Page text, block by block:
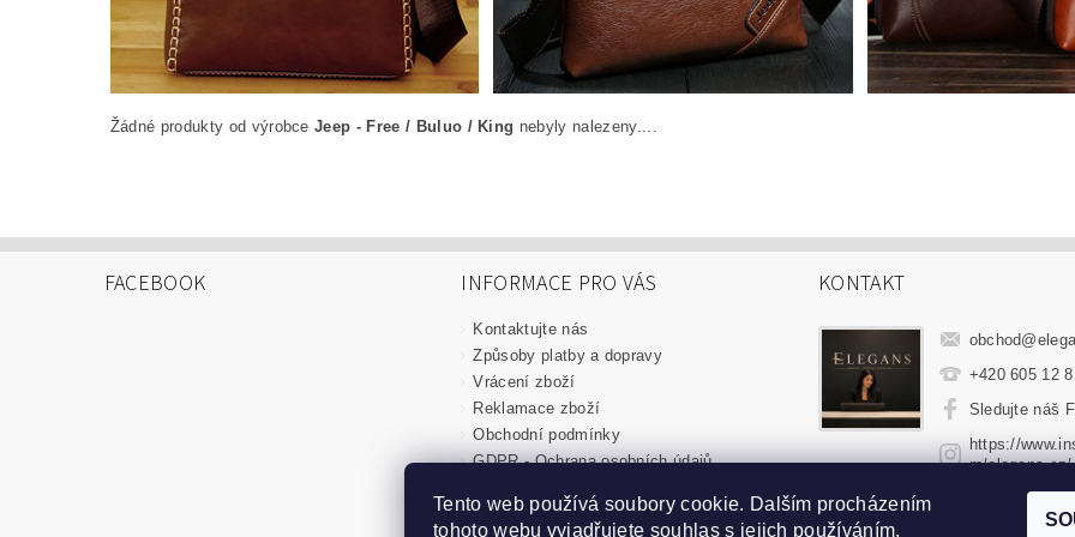
Žádné produkty od výrobceJeep - Free / Buluo / King nebyly nalezeny....
FACEBOOK INFORMACE PRO VÁS
Kontaktujte nás
Způsoby platby a dopravy
Vrácení zboží
Reklamace zboží
Obchodní podmínky
GDPR - Ochrana osobních údajů
KONTAKT
obchod@
+420 605 12
Sledujte náš
https://
m/elegans.cz/
Kontaktujte nás Obchodní podmínky Ochrana osobních údajů Jak
Tento web používá soubory cookie. Dalším procházením
tohoto webu vyjadřujete souhlas s jejich používáním.